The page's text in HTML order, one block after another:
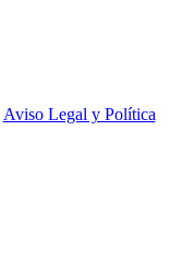
Aviso Legal y Política